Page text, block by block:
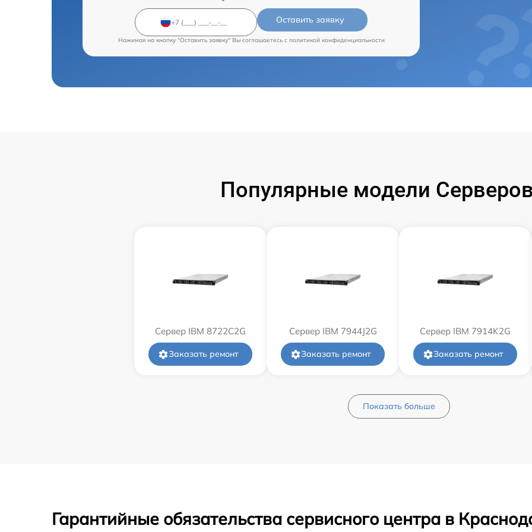
Оставить заявку
Нажимая на кнопку "Оставить заявку" Вы соглашаетесь c политикой конфиденциальности
Популярные модели
Сервер IBM 8722C2G
Заказать ремонт
Сервер IBM 7944J2G
Заказать ремонт
Сервер IBM 7914K2G
Заказать ремонт
Показать больше
Гарантийные обязательства сервисного центра в